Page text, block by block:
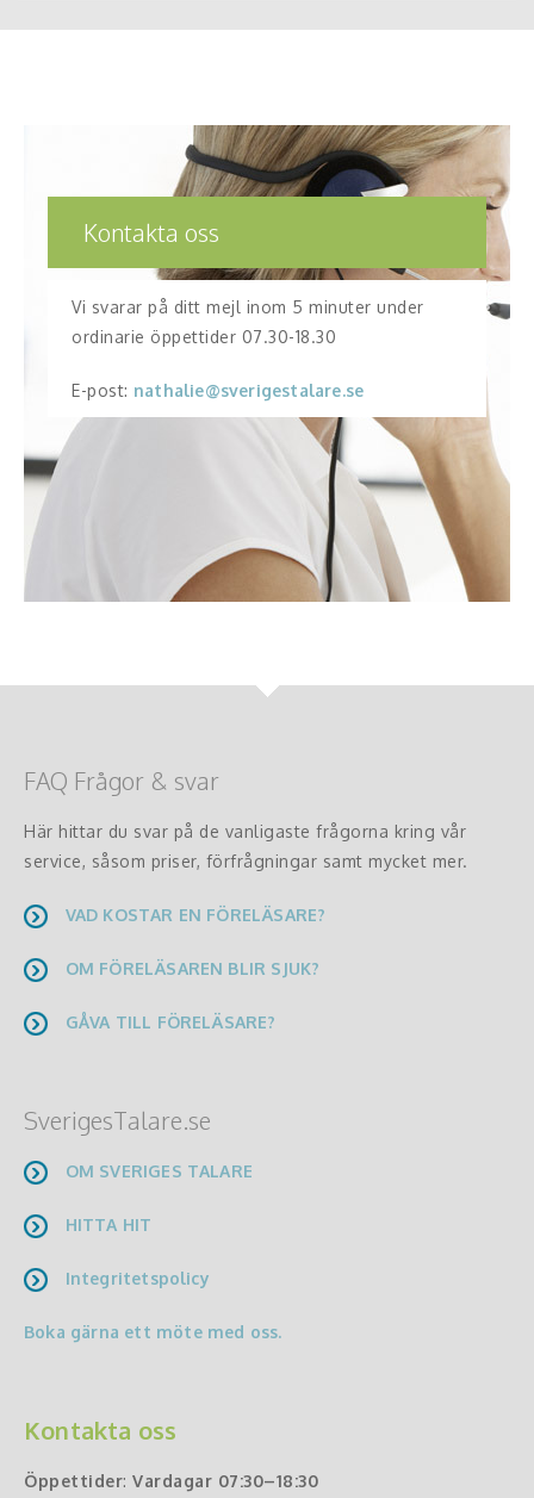
Kontakta oss
Vi svarar på ditt mejl inom 5 minuter under
ordinarie öppettider 07.30-18.30
E-post: nathalie@sverigestalare.se
FAQ Frågor & svar
Här hittar du svar på de vanligaste frågorna kring vår
service, såsom priser, förfrågningar samt mycket mer.
VAD KOSTAR EN FÖRELÄSARE?
OM FÖRELÄSAREN BLIR SJUK?
GÅVA TILL FÖRELÄSARE?
SverigesTalare.se
OM SVERIGES TALARE
HITTA HIT
Integritetspolicy
Boka gärna ett möte med oss.
Kontakta oss
Öppettider: Vardagar 07:30–18:30